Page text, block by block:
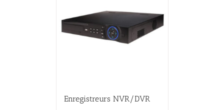
Enregistreurs NVR/DVR